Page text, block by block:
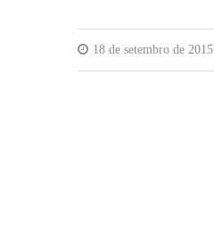
18 de setembro de 2015